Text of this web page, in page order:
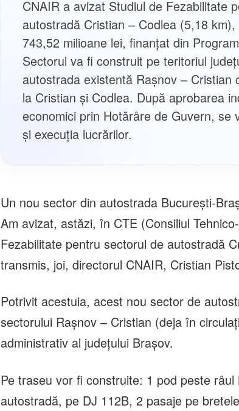
CNAIR a avizat Studiul de Fezabilitate
autostradă Cristian – Codlea (5,18
743,52 milioane lei, finanțat din
Sectorul va fi construit pe teritoriul
autostrada existentă Raşnov – Cristian
la Cristian și Codlea. După aprobarea
economici prin Hotărâre de Guvern, se
și execuția lucrărilor.
Un nou sector din autostrada Bucureşti-
Am avizat, astăzi, în CTE (Consiliul
Fezabilitate pentru sectorul de autostradă
transmis, joi, directorul CNAIR, Cristian
Potrivit acestuia, acest nou sector de
sectorului Raşnov – Cristian (deja în
administrativ al judeţului Braşov.
Pe traseu vor fi construite: 1 pod peste
autostradă, pe DJ 112B, 2 pasaje pe